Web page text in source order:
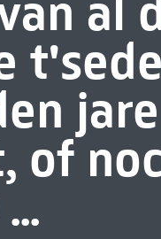
al
of